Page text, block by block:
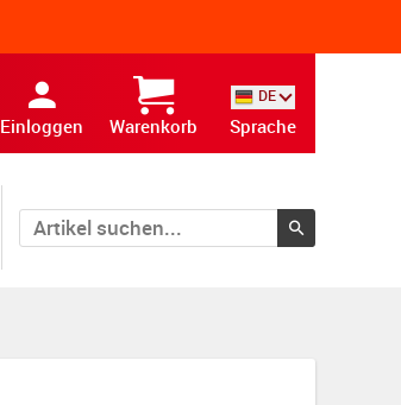
Einloggen Warenkorb
DE
Sprache